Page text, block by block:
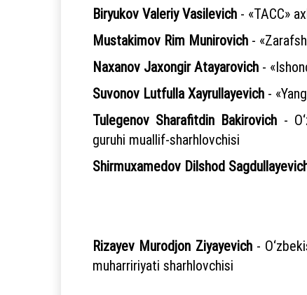
Biryukov Valeriy Vasilevich - «ТАСС»
Mustakimov Rim Munirovich -
Naxanov Jaxongir Atayarovich -
Suvonov Lutfulla Xayrullayevich -
Tulegenov Sharafitdin Bakirovich -
guruhi muallif-sharhlovchisi
Shirmuxamedov Dilshod
Rizayev Murodjon Ziyayevich-
muharririyati sharhlovchisi